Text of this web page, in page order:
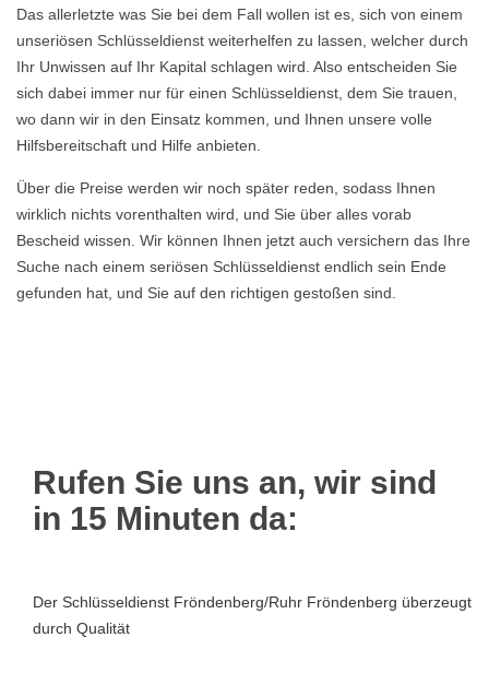
Das allerletzte was Sie bei dem Fall wollen ist es, sich von einem
unseriösen Schlüsseldienst weiterhelfen zu lassen, welcher durch
Ihr Unwissen auf Ihr Kapital schlagen wird. Also entscheiden Sie
sich dabei immer nur für einen Schlüsseldienst, dem Sie trauen,
wo dann wir in den Einsatz kommen, und Ihnen unsere volle
Hilfsbereitschaft und Hilfe anbieten.
Über die Preise werden wir noch später reden, sodass Ihnen
wirklich nichts vorenthalten wird, und Sie über alles vorab
Bescheid wissen. Wir können Ihnen jetzt auch versichern das Ihre
Suche nach einem seriösen Schlüsseldienst endlich sein Ende
gefunden hat, und Sie auf den richtigen gestoßen sind.
Rufen Sie uns an, wir sind
in 15 Minuten da:
Der Schlüsseldienst Fröndenberg/Ruhr Fröndenberg überzeugt
durch Qualität